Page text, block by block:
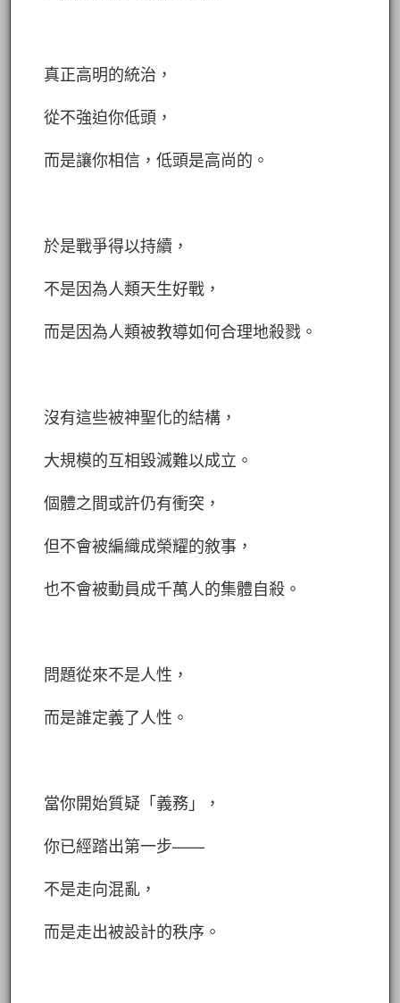
真正高明的統治，
從不強迫你低頭，
而是讓你相信，低頭是高尚的。
於是戰爭得以持續，
不是因為人類天生好戰，
而是因為人類被教導如何合理地殺戮。
沒有這些被神聖化的結構，
大規模的互相毀滅難以成立。
個體之間或許仍有衝突，
但不會被編織成榮耀的敘事，
也不會被動員成千萬人的集體自殺。
問題從來不是人性，
而是誰定義了人性。
當你開始質疑「義務」，
你已經踏出第一步——
不是走向混亂，
而是走出被設計的秩序。